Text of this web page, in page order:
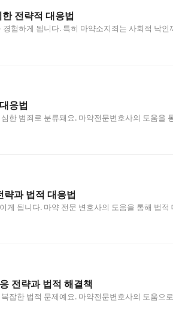
전략적 대응법
험하게 됩니다. 특히 마약소지죄는 사회적 낙
응법
한 범죄로 분류돼요. 마약전문변호사의 도움을
략과 법적 대응법
됩니다. 마약 전문 변호사의 도움을 통해 법
전략과 법적 해결책
잡한 법적 문제예요. 마약전문변호사의 도움으